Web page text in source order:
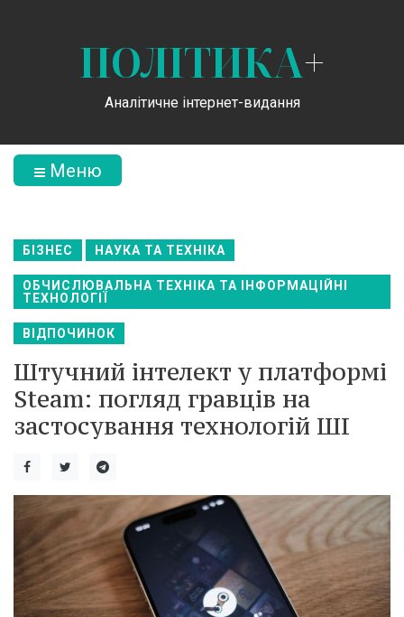
ПОЛІТИКА+
Аналітичне інтернет-видання
Меню
БІЗНЕС НАУКА ТА ТЕХНІКА
ОБЧИСЛЮВАЛЬНА ТЕХНІКА ТА ІНФОРМАЦІЙНІ
ТЕХНОЛОГІЇ
ВІДПОЧИНОК
Штучний інтелект у платформі
Steam: погляд гравців на
застосування технологій ШІ